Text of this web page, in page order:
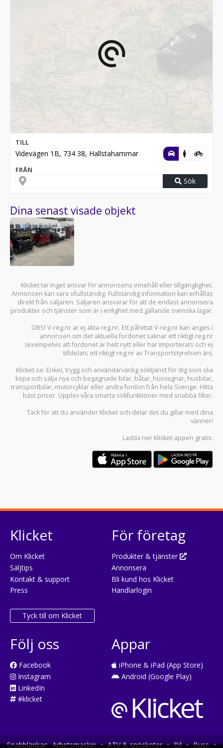
TILL
Videvägen 1B, 734 38, Hallstahammar
FRÅN
Sök
Dina senast visade objekt
Klicket tar inget ansvar för annonsens innehåll eller tillgänglighet.
Annonsen kan vara ofullständig. Fullständig information kan erhållas
direkt från säljaren. Säljaren ansvarar för att de endast annonsera
produkter och tjänster som är i enlighet med gällande svenska lagar.
OBS! V-reg.nr är ej äkta reg.nr. Ett påhittat V-reg.nr kan anges i
annonsen om det aktuella fordonet saknar ett riktigt reg.nr
(exempelvis att fordonet är helt nytt eller har importerats och ej
tilldelats ett riktigt reg.nr av Transportstyrelsen än).
Klicket.se: Enkel, trygg och användarvänlig söktjänst för dig som ska
köpa och sälja nya och begagnade bilar, båtar, husvagnar, husbilar,
transportbilar, motorcyklar eller andra fordon från hela Sverige. Hitta
bäst priser. Upplev våra smarta sökfunktioner med snabba filter.
Tack för att du använder Klicket och delar det du gillar med dina
vänner!
Ladda ner Klicket-appen gratis:
Klicket
Om Klicket
Säljtips
Kontakt & support
Press
Tyck till om Klicket
För företag
Produkter & tjänster
Annonsera
Bli kund hos Klicket
Handlarlogin
Följ oss
Facebook
Instagram
LinkedIn
#klicket
Appar
iPhone & iPad (App Store)
Android (Google Play)
Snabblänkar: Arbetsmaskin • ATV & snöskoter • Bil • Buss •